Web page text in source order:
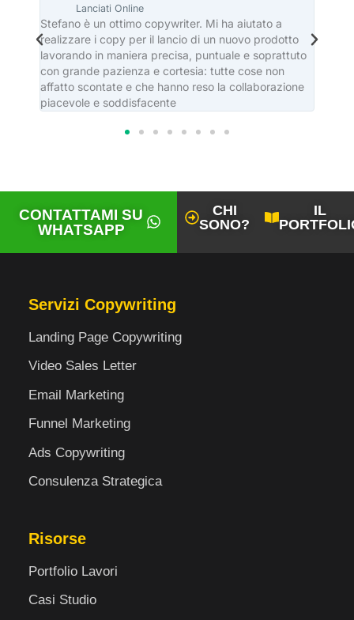
Lanciati Online
Stefano è un ottimo copywriter. Mi ha aiutato a
realizzare i copy per il lancio di un nuovo prodotto
lavorando in maniera precisa, puntuale e soprattuto
con grande pazienza e cortesia: tutte cose non
affatto scontate e che hanno reso la collaborazione
piacevole e soddisfacente
CONTATTAMI SU
WHATSAPP
CHI
SONO?
IL
Servizi Copywriting
Landing Page Copywriting
Video Sales Letter
Email Marketing
Funnel Marketing
Ads Copywriting
Consulenza Strategica
Risorse
Portfolio Lavori
Casi Studio